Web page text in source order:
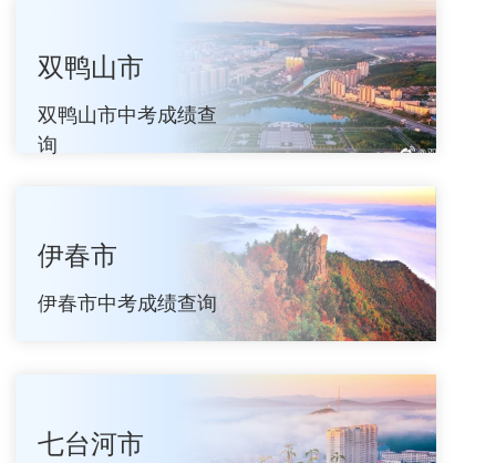
双鸭山市
双鸭山市中考成绩查
询
伊春市
伊春市中考成绩查询
七台河市